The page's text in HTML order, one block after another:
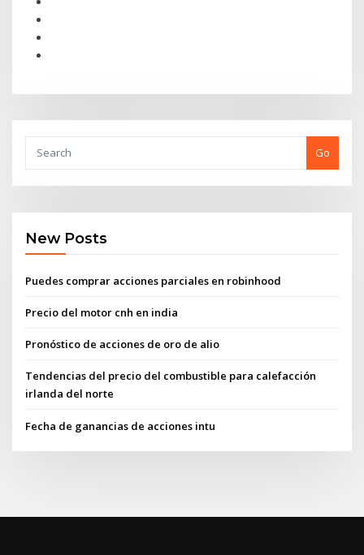
Go
New Posts
Puedes comprar acciones parciales en robinhood
Precio del motor cnh en india
Pronóstico de acciones de oro de alio
Tendencias del precio del combustible para calefacción
irlanda del norte
Fecha de ganancias de acciones intu